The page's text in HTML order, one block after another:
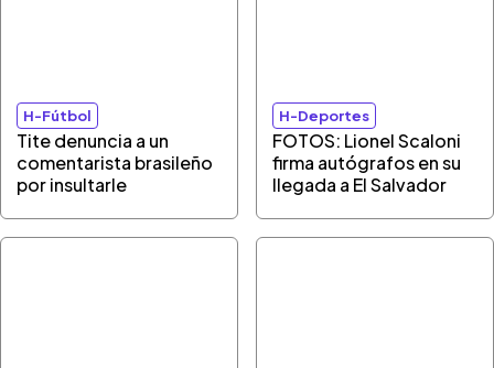
H-Fútbol
Tite denuncia a un
comentarista brasileño
por insultarle
H-Deportes
FOTOS: Lionel Scaloni
firma autógrafos en su
llegada a El Salvador